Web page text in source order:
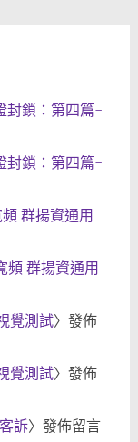
封鎖：第四篇-
封鎖：第四篇-
群揚資通用
頻 群揚資通用
覺測試〉發佈
覺測試〉發佈
訴〉發佈留言